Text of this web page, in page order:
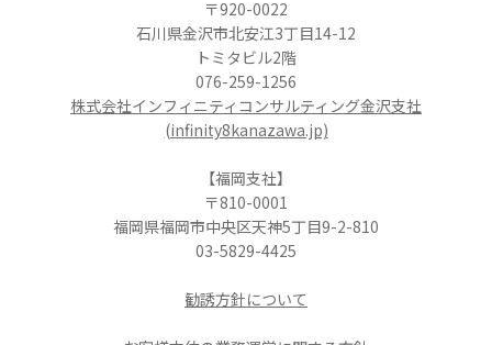
〒920-0022
石川県金沢市北安江3丁目14-12
トミタビル2階
076-259-1256
株式会社インフィニティコンサルティング金沢支社
(infinity8kanazawa.jp)
【福岡支社】
〒810-0001
福岡県福岡市中央区天神5丁目9-2-810
03-5829-4425
勧誘方針について